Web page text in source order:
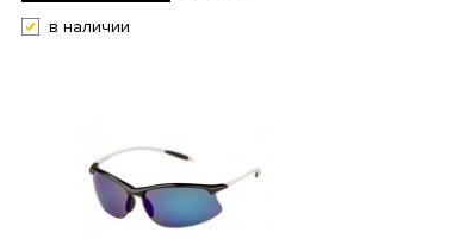
в наличии